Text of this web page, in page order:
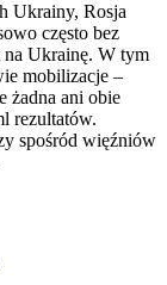
Ukrainy, Rosja
często bez
na Ukrainę. W tym
mobilizacje –
żadna ani obie
rezultatów.
spośród więźniów